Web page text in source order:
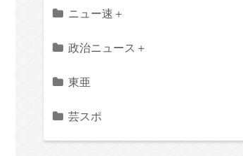
ニュー速＋
政治ニュース＋
東亜
芸スポ